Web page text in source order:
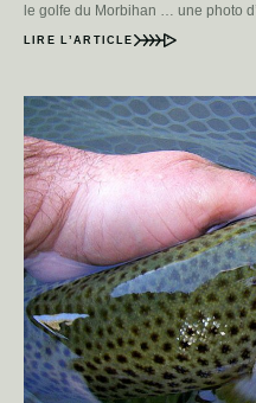
le golfe du Morbihan … une photo
LIRE L’ARTICLE